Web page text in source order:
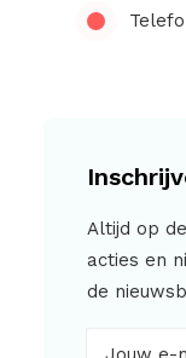
Altijd op
acties en
de